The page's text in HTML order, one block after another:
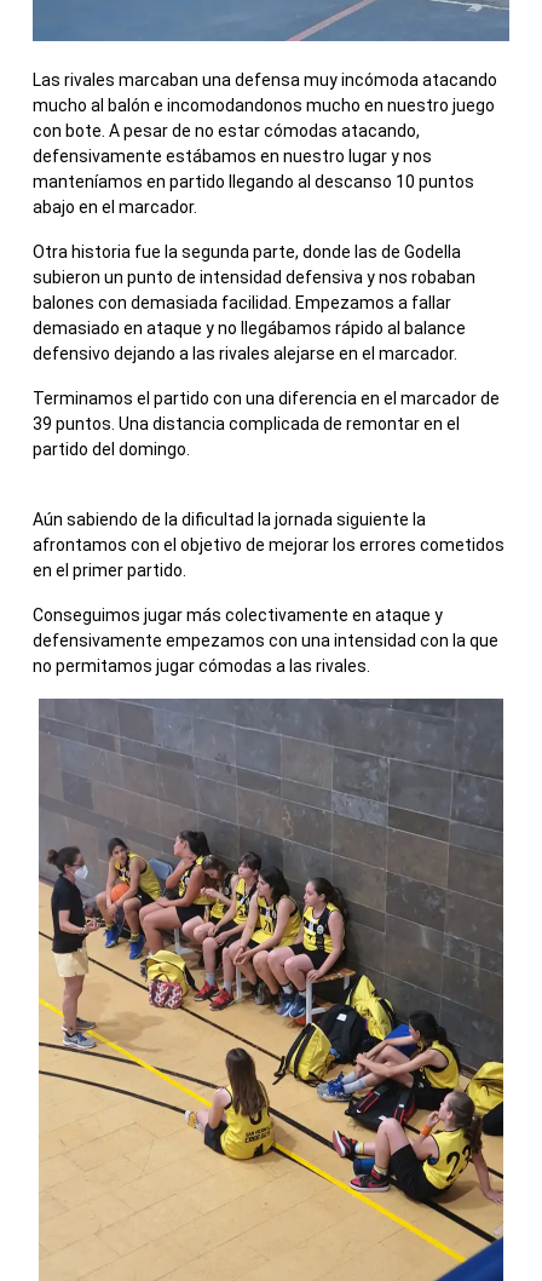
Las rivales marcaban una defensa muy incómoda atacando
mucho al balón e incomodandonos mucho en nuestro juego
con bote. A pesar de no estar cómodas atacando,
defensivamente estábamos en nuestro lugar y nos
manteníamos en partido llegando al descanso 10 puntos
abajo en el marcador.
Otra historia fue la segunda parte, donde las de Godella
subieron un punto de intensidad defensiva y nos robaban
balones con demasiada facilidad. Empezamos a fallar
demasiado en ataque y no llegábamos rápido al balance
defensivo dejando a las rivales alejarse en el marcador.
Terminamos el partido con una diferencia en el marcador de
39 puntos. Una distancia complicada de remontar en el
partido del domingo.
Aún sabiendo de la dificultad la jornada siguiente la
afrontamos con el objetivo de mejorar los errores cometidos
en el primer partido.
Conseguimos jugar más colectivamente en ataque y
defensivamente empezamos con una intensidad con la que
no permitamos jugar cómodas a las rivales.